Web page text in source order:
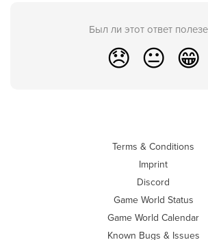
Был ли этот ответ
😞 😐 😁
Terms & Conditions
Imprint
Discord
Game World Status
Game World Calendar
Known Bugs & Issues